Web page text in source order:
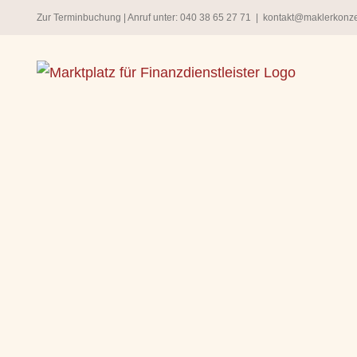
springen
Zur Terminbuchung | Anruf unter: 040 38 65 27 71